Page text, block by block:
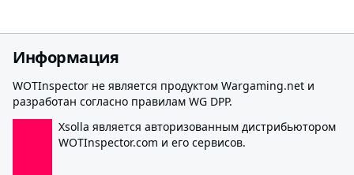
Информация
WOTInspector не является продуктом Wargaming.net и
разработан согласно правилам WG DPP.
Xsolla является авторизованным дистрибьютором
WOTInspector.com и его сервисов.